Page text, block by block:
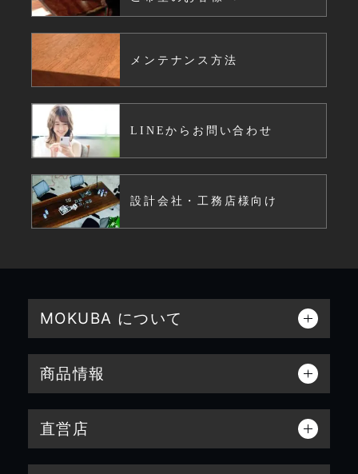
メンテナンス方法
LINEからお問い合わせ
設計会社・工務店様向け
MOKUBA について
商品情報
直営店